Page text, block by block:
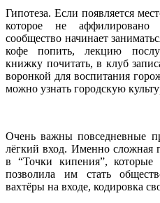
Гипотеза. Если появляется
которое не
сообщество начинает
кофе попить, лекцию
книжку почитать, в клуб
воронкой для воспитания
можно узнать городскую
Очень важны повседневные
лёгкий вход. Именно сложная
в “Точки кипения”,
позволила им стать
вахтёры на входе, кодировка